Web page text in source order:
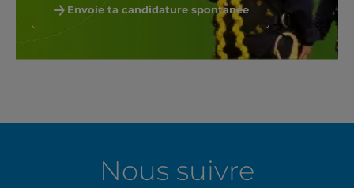
Envoie ta candidature spontanée
Nous suivre